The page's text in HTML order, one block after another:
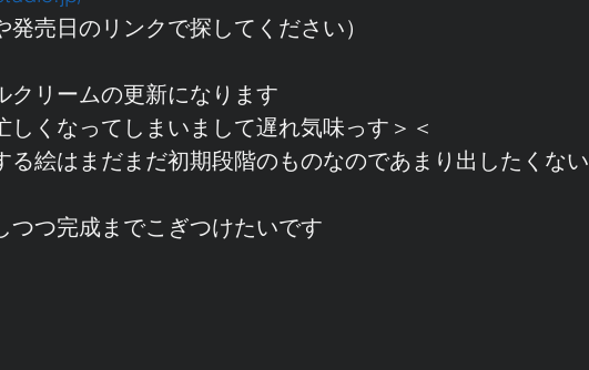
発売日のリンクで探してください）
クリームの更新になります
しくなってしまいまして遅れ気味っす＞＜
る絵はまだまだ初期段階のものなのであまり出したくない
つつ完成までこぎつけたいです